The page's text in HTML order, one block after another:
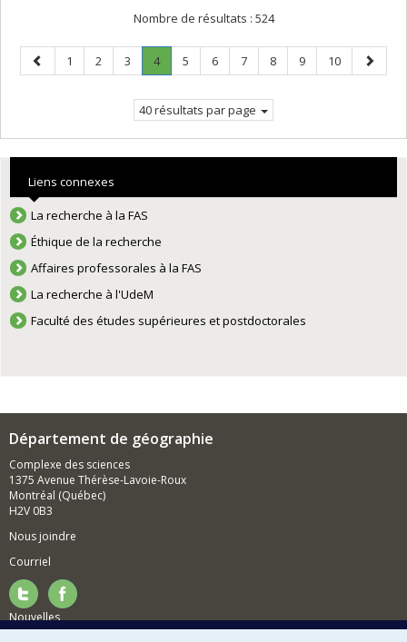
Nombre de résultats : 524
Page
précédente
Page
1 Page
2 Page
3 Page
4.
Page
Page
5 Page
6 Page
7 Page
8 Page
9 Page
10
Page
40 résultats par page
Liens connexes
La recherche à la FAS
Éthique de la recherche
Affaires professorales à la FAS
La recherche à l'UdeM
Faculté des études supérieures et postdoctorales
Département de géographie
Complexe des sciences
1375 Avenue Thérèse-Lavoie-Roux
Montréal (Québec)
H2V 0B3
Nous joindre
Courriel
Nouvelles